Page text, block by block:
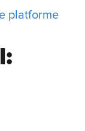
platforme